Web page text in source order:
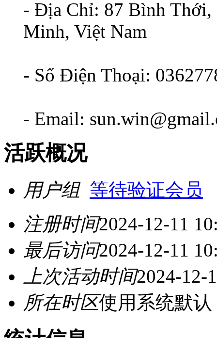
- Địa Chỉ: 87 Bình Thới,
Minh, Việt Nam
- Số Điện Thoại:
- Email:
活跃概况
用户组 等待验证会员
注册时间2024-12-11
最后访问2024-12-11
上次活动时间2024-12-
所在时区使用系统默认